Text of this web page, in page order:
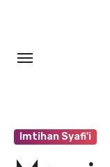
Imtihan Syafi'i